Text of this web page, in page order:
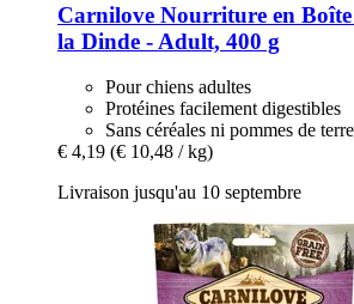
Carnilove Nourriture en
la Dinde -​ Adult, 400 g
Pour chiens adultes
Protéines facilement digestibles
Sans céréales ni pommes de terre
€ 4,19 (€ 10,48 / kg)
Livraison jusqu'au 10 septembre